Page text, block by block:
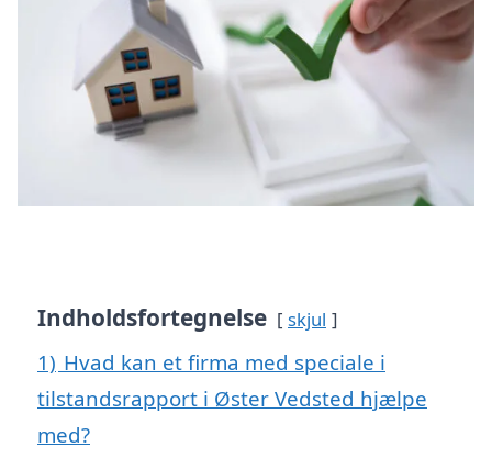
Indholdsfortegnelse skjul
1) Hvad kan et firma med speciale i
tilstandsrapport i Øster Vedsted hjælpe
med?